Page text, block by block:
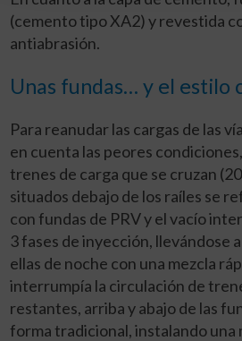
(cemento tipo XA2) y revestida
antiabrasión.
Unas fundas… y el estilo
Para reanudar las cargas de las
en cuenta las peores
trenes de carga que se cruzan
situados debajo de los raíles se
con fundas de PRV y el vacío
3 fases de inyección, llevándose
ellas de noche con una mezcla
interrumpía la circulación de
restantes, arriba y abajo de las
forma tradicional, instalando una